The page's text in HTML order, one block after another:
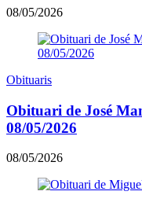
08/05/2026
Obituaris
Obituari de José
08/05/2026
08/05/2026